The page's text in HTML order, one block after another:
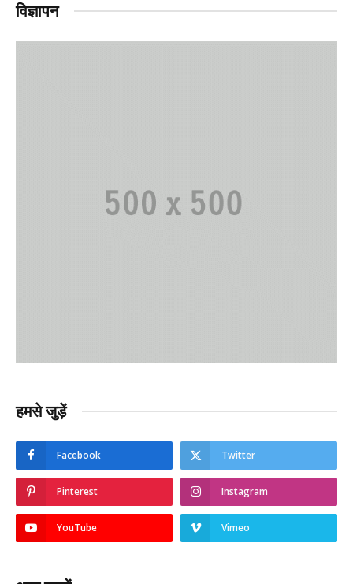
विज्ञापन
हमसे जुड़ें
Facebook Twitter
Pinterest Instagram
YouTube Vimeo